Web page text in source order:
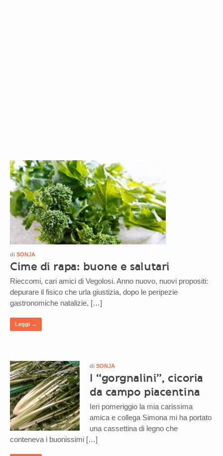
di SONJA
Cime di rapa: buone e salutari
Rieccomi, cari amici di Vegolosi. Anno nuovo, nuovi propositi:
depurare il fisico che urla giustizia, dopo le peripezie
gastronomiche natalizie, […]
Leggi →
di SONJA
I “gorgnalini”, cicoria
da campo piacentina
Ieri pomeriggio la mia carissima
amica e collega Simona mi ha portato
una cassettina di legno che
conteneva i buonissimi […]